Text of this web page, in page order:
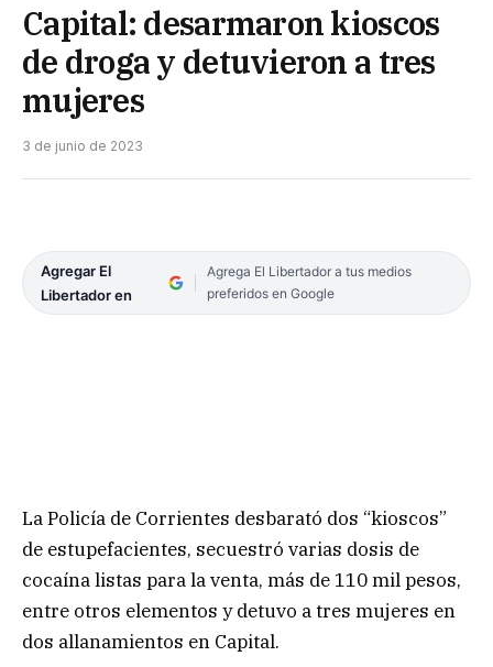
Capital: desarmaron kioscos
de droga y detuvieron a tres
mujeres
3 de junio de 2023
Agregar El
Libertador en
Agrega El Libertador a tus medios
preferidos en Google
La Policía de Corrientes desbarató dos “kioscos”
de estupefacientes, secuestró varias dosis de
cocaína listas para la venta, más de 110 mil pesos,
entre otros elementos y detuvo a tres mujeres en
dos allanamientos en Capital.